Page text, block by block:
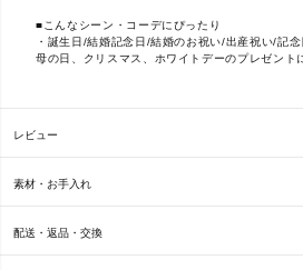
■こんなシーン・コーデにぴったり
・誕生日/結婚記念日/結婚のお祝い/出産祝い/記念
母の日、クリスマス、ホワイトデーのプレゼント
レビュー
素材・お手入れ
配送・返品・交換